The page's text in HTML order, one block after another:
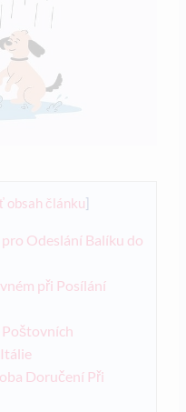
obsah článku]
Odeslání Balíku do
při Posílání
Poštovních
Doručení Při